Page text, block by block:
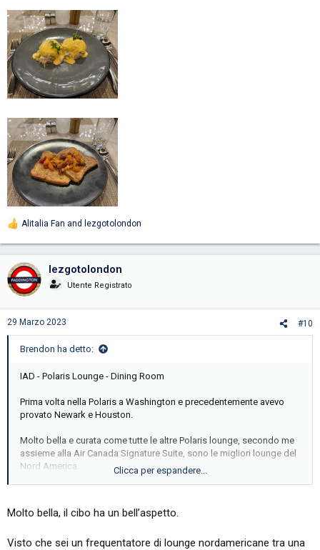
R
t
i
n
s
Alitalia Fan and lezgotolondon
lezgotolondon
Utente Registrato
29 Marzo 2023 #10
Brendon ha detto:
IAD - Polaris Lounge - Dining Room
Prima volta nella Polaris a Washington e precedentemente avevo
provato Newark e Houston.
Molto bella e curata come tutte le altre Polaris lounge, secondo me
assieme alla Air Canada Signature Suite, sono le migliori lounge del
Nord America.
View attachment 15520
View attachment 15522
Clicca per espandere...
Molto bella, il cibo ha un bell’aspetto.
Visto che sei un frequentatore di lounge nordamericane tra una